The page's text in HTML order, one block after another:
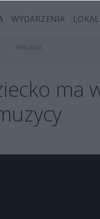
WYDARZENIA
ma